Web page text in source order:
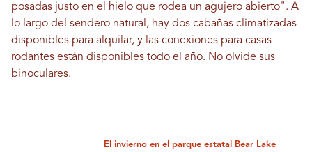
posadas justo en el hielo que rodea un agujero abierto". A
lo largo del sendero natural, hay dos cabañas climatizadas
disponibles para alquilar, y las conexiones para casas
rodantes están disponibles todo el año. No olvide sus
binoculares.
El invierno en el parque estatal Bear Lake